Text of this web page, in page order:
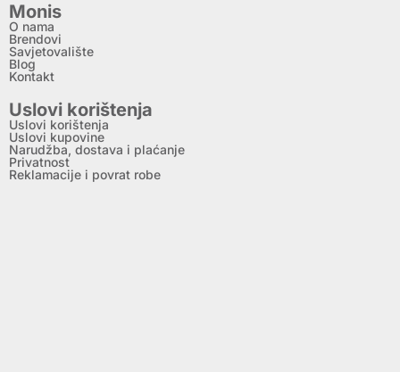
Monis
O nama
Brendovi
Savjetovalište
Blog
Kontakt
Uslovi korištenja
Uslovi korištenja
Uslovi kupovine
Narudžba, dostava i plaćanje
Privatnost
Reklamacije i povrat robe